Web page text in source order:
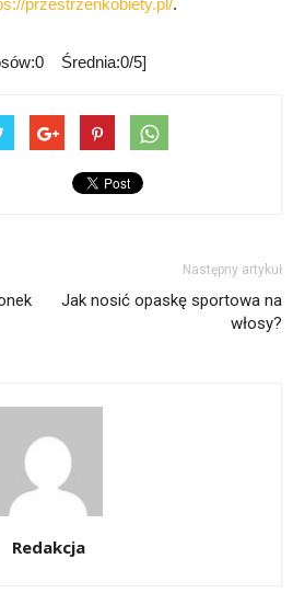
przestrzenkobiety.pl/.
Średnia:0/5]
Następny artykuł
Jak nosić opaskę sportowa na
włosy?
Redakcja